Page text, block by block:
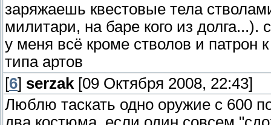
заряжаешь квестовые тела
милитари, на баре кого из
у меня всё кроме стволов и патрон
типа артов
[6] serzak [09 Октября 2008, 22:43]
Люблю таскать одно оружие с 600